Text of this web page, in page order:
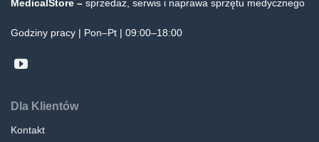
MedicalStore – sprzedaż, serwis i naprawa sprzętu medycznego
Godziny pracy | Pon–Pt | 09:00–18:00
Dla Klientów
Kontakt